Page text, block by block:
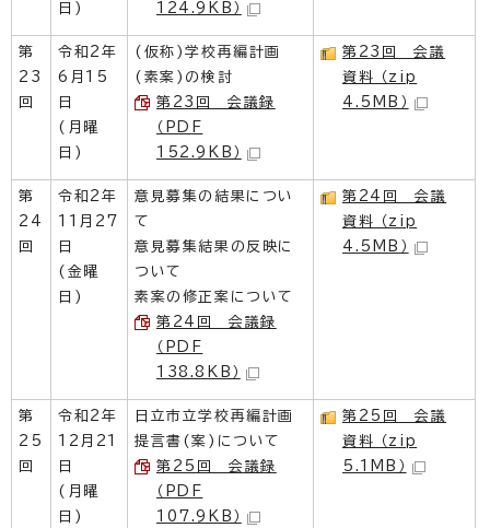
日)
124.9KB）
第
23
回
令和2年
6月15
日
(月曜
日)
(仮称)学校再編計画
(素案)の検討
第23回 会議録
（PDF
152.9KB）
第23回 会議
資料 （zip
4.5MB）
第
24
回
令和2年
11月27
日
(金曜
日)
意見募集の結果につい
て
意見募集結果の反映に
ついて
素案の修正案について
第24回 会議録
（PDF
138.8KB）
第24回 会議
資料 （zip
4.5MB）
第
25
回
令和2年
12月21
日
(月曜
日)
日立市立学校再編計画
提言書(案)について
第25回 会議録
（PDF
107.9KB）
第25回 会議
資料 （zip
5.1MB）